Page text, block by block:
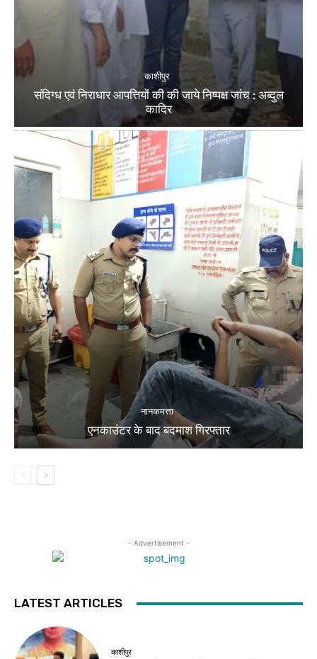
काशीपुर
संदिग्ध एवं निराधार आपत्तियों की की जाये निष्पक्ष जांच : अब्दुल
कादिर
नानकमत्ता
एनकाउंटर के बाद बदमाश गिरफ्तार
- Advertisement -
LATEST ARTICLES
काशीपुर